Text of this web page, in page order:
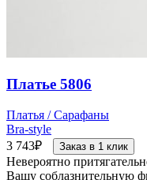
Платье 5806
Платья / Сарафаны
Bra-style
3 743₽ Заказ в 1 клик
Невероятно
Вашу соблазнительную